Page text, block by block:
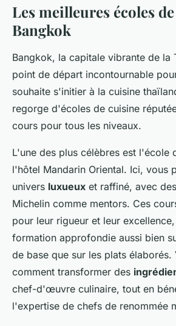
Les meilleures écoles
Bangkok
Bangkok, la capitale vibrante de la
point de départ incontournable
souhaite s'initier à la cuisine
regorge d'écoles de cuisine
cours pour tous les niveaux.
L'une des plus célèbres est l'école
l'hôtel Mandarin Oriental. Ici, vous
univers luxueux et raffiné, avec
Michelin comme mentors. Ces
pour leur rigueur et leur
formation approfondie aussi bien
de base que sur les plats élaborés.
comment transformer des
chef-d'œuvre culinaire, tout en
l'expertise de chefs de renommée